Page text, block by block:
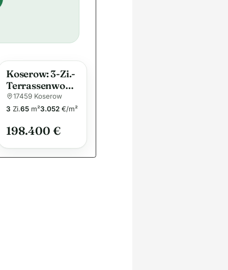
Koserow: 3-Zi.-
Terrassenwohn
ung im EG in
ruhiger Lage
17459 Koserow
3 Zi.65 m²3.052 €/m²
198.400 €